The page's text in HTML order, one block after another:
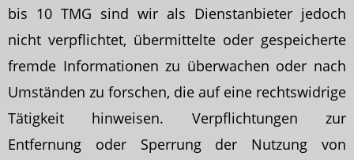
bis 10 TMG sind wir als Dienstanbieter jedoch
nicht verpflichtet, übermittelte oder gespeicherte
fremde Informationen zu überwachen oder nach
Umständen zu forschen, die auf eine rechtswidrige
Tätigkeit hinweisen. Verpflichtungen zur
Entfernung oder Sperrung der Nutzung von